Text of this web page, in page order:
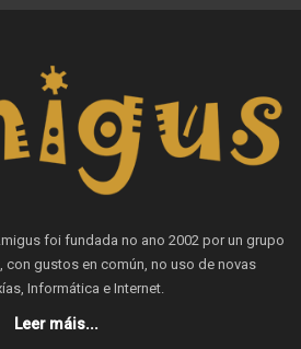
foi fundada no ano 2002 por un grupo
con gustos en común, no uso de novas
Informática e Internet.
Leer máis...